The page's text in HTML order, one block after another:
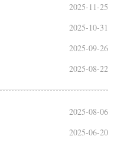
2025-11-25
2025-10-31
2025-09-26
2025-08-22
2025-08-06
2025-06-20